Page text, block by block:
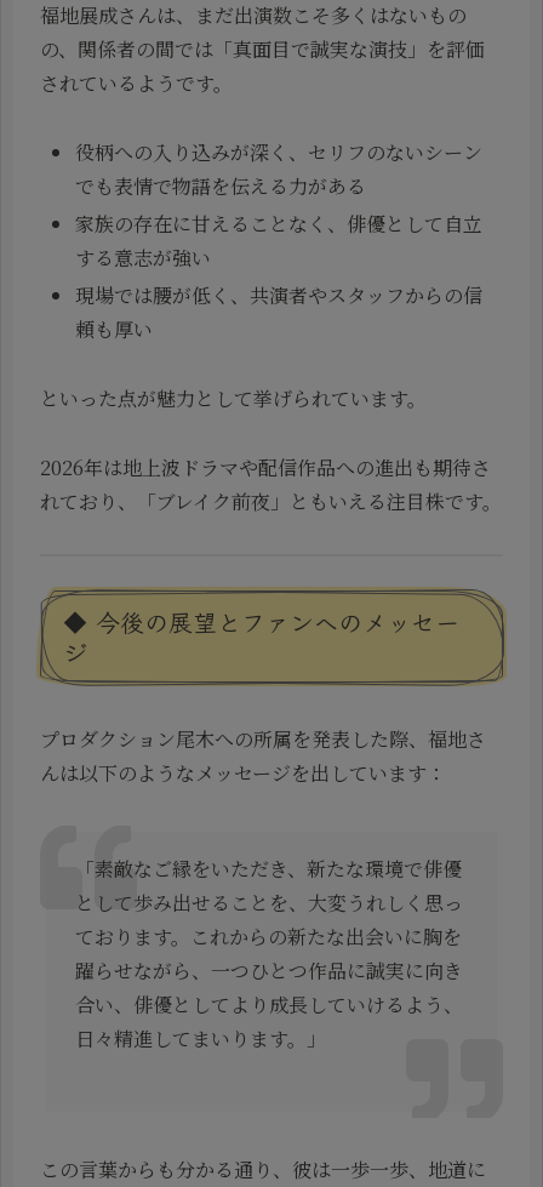
福地展成さんは、まだ出演数こそ多くはないもの
の、関係者の間では「真面目で誠実な演技」を評価
されているようです。
役柄への入り込みが深く、セリフのないシーン
でも表情で物語を伝える力がある
家族の存在に甘えることなく、俳優として自立
する意志が強い
現場では腰が低く、共演者やスタッフからの信
頼も厚い
といった点が魅力として挙げられています。
2026年は地上波ドラマや配信作品への進出も期待さ
れており、「ブレイク前夜」ともいえる注目株です。
◆ 今後の展望とファンへのメッセー
ジ
プロダクション尾木への所属を発表した際、福地さ
んは以下のようなメッセージを出しています：
「素敵なご縁をいただき、新たな環境で俳優
として歩み出せることを、大変うれしく思っ
ております。これからの新たな出会いに胸を
躍らせながら、一つひとつ作品に誠実に向き
合い、俳優としてより成長していけるよう、
日々精進してまいります。」
この言葉からも分かる通り、彼は一歩一歩、地道に